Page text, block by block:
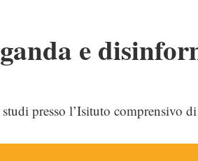
e
presso l’Isituto comprensivo